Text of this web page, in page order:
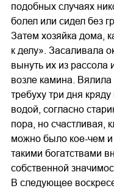
подобных случаях
болел или сидел без
Затем хозяйка дома,
к делу». Засаливала
вынуть их из рассола
возле камина. Вялила
требуху три дня
водой, согласно
пора, но счастливая,
можно было кое-чем и
такими богатствами
собственной
В следующее